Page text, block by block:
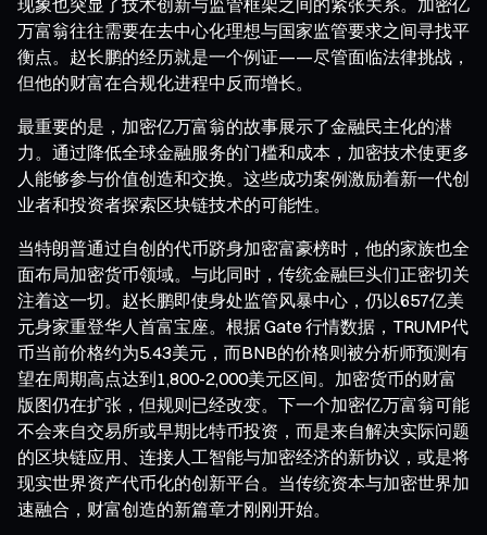
万富翁往往需要在去中心化理想与国家监管要求之间寻找平
衡点。赵长鹏的经历就是一个例证——尽管面临法律挑战，
但他的财富在合规化进程中反而增长。
最重要的是，加密亿万富翁的故事展示了金融民主化的潜
力。通过降低全球金融服务的门槛和成本，加密技术使更多
人能够参与价值创造和交换。这些成功案例激励着新一代创
业者和投资者探索区块链技术的可能性。
当特朗普通过自创的代币跻身加密富豪榜时，他的家族也全
面布局加密货币领域。与此同时，传统金融巨头们正密切关
注着这一切。赵长鹏即使身处监管风暴中心，仍以657亿美
元身家重登华人首富宝座。根据 Gate 行情数据，TRUMP代
币当前价格约为5.43美元，而BNB的价格则被分析师预测有
望在周期高点达到1,800-2,000美元区间。加密货币的财富
版图仍在扩张，但规则已经改变。下一个加密亿万富翁可能
不会来自交易所或早期比特币投资，而是来自解决实际问题
的区块链应用、连接人工智能与加密经济的新协议，或是将
现实世界资产代币化的创新平台。当传统资本与加密世界加
速融合，财富创造的新篇章才刚刚开始。